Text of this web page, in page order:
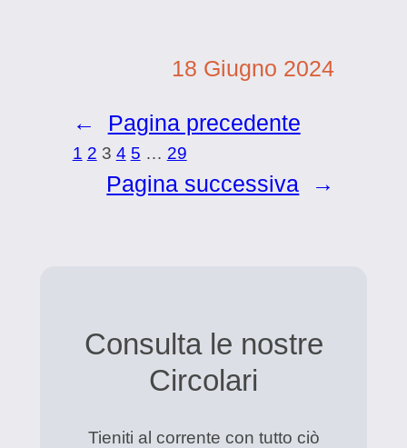
18 Giugno 2024
← Pagina precedente
1 2 3 4 5 … 29
Pagina successiva →
Consulta le nostre
Circolari
Tieniti al corrente con tutto ciò